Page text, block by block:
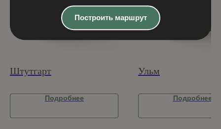
Штутгарт
Подробнее
Ульм
Подробнее
Построить маршрут